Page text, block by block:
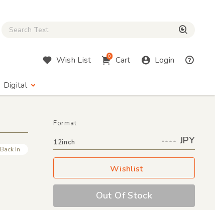
Close Search box
Wish List 0 Cart Login
Digital
Back In
Format
12inch ---- JPY
Wishlist
Out Of Stock